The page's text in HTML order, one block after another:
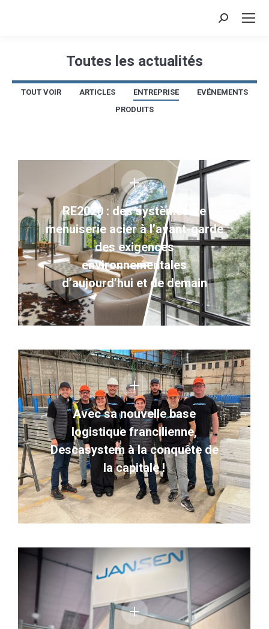
Recherche
Toutes les actualités
Vous êtes ici :
TOUT VOIR ARTICLES ENTREPRISE
EVÉNEMENTS
PRODUITS
RE2020 : des systèmes de
menuiserie acier à l’avant-garde
des exigences
environnementales
d’aujourd’hui et de demain
Avec sa nouvelle base
logistique francilienne,
Descasystem à la conquête de
la capitale !